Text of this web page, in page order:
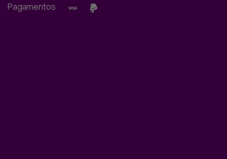
Pagamentos